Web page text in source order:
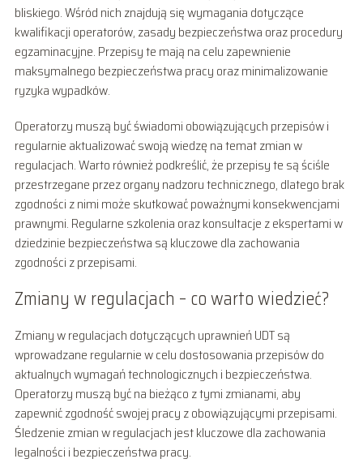
bliskiego. Wśród nich znajdują się wymagania dotyczące
kwalifikacji operatorów, zasady bezpieczeństwa oraz procedury
egzaminacyjne. Przepisy te mają na celu zapewnienie
maksymalnego bezpieczeństwa pracy oraz minimalizowanie
ryzyka wypadków.
Operatorzy muszą być świadomi obowiązujących przepisów i
regularnie aktualizować swoją wiedzę na temat zmian w
regulacjach. Warto również podkreślić, że przepisy te są ściśle
przestrzegane przez organy nadzoru technicznego, dlatego brak
zgodności z nimi może skutkować poważnymi konsekwencjami
prawnymi. Regularne szkolenia oraz konsultacje z ekspertami w
dziedzinie bezpieczeństwa są kluczowe dla zachowania
zgodności z przepisami.
Zmiany w regulacjach – co warto wiedzieć?
Zmiany w regulacjach dotyczących uprawnień UDT są
wprowadzane regularnie w celu dostosowania przepisów do
aktualnych wymagań technologicznych i bezpieczeństwa.
Operatorzy muszą być na bieżąco z tymi zmianami, aby
zapewnić zgodność swojej pracy z obowiązującymi przepisami.
Śledzenie zmian w regulacjach jest kluczowe dla zachowania
legalności i bezpieczeństwa pracy.